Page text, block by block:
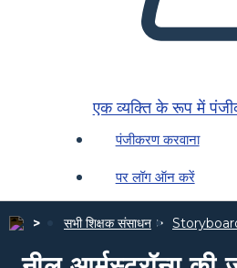
एक व्यक्ति के रूप में
पंजीकरण करवाना
पर लॉग ऑन करें
सभी शिक्षक संसाधन